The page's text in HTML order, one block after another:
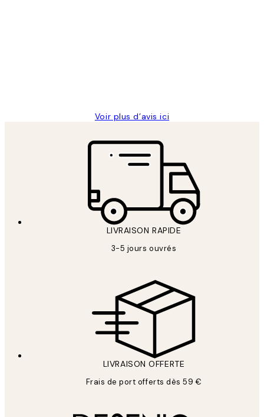
Voir plus d’avis ici
LIVRAISON RAPIDE
3-5 jours ouvrés
LIVRAISON OFFERTE
Frais de port offerts dès 59 €